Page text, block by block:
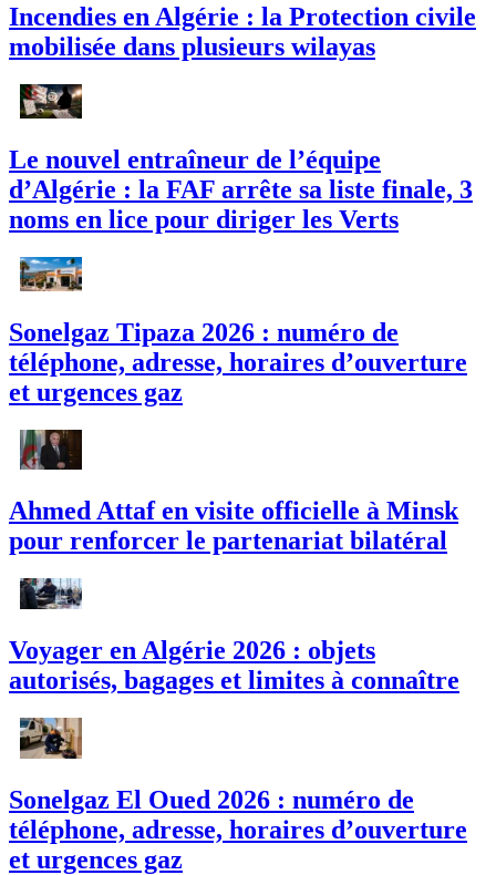
Incendies en Algérie : la Protection civile
mobilisée dans plusieurs wilayas
Le nouvel entraîneur de l’équipe
d’Algérie : la FAF arrête sa liste finale, 3
noms en lice pour diriger les Verts
Sonelgaz Tipaza 2026 : numéro de
téléphone, adresse, horaires d’ouverture
et urgences gaz
Ahmed Attaf en visite officielle à Minsk
pour renforcer le partenariat bilatéral
Voyager en Algérie 2026 : objets
autorisés, bagages et limites à connaître
Sonelgaz El Oued 2026 : numéro de
téléphone, adresse, horaires d’ouverture
et urgences gaz